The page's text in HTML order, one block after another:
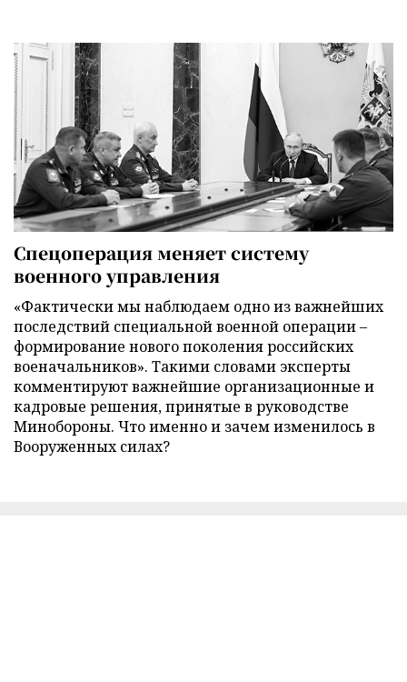
Спецоперация меняет систему
военного управления
«Фактически мы наблюдаем одно из важнейших
последствий специальной военной операции –
формирование нового поколения российских
военачальников». Такими словами эксперты
комментируют важнейшие организационные и
кадровые решения, принятые в руководстве
Минобороны. Что именно и зачем изменилось в
Вооруженных силах?